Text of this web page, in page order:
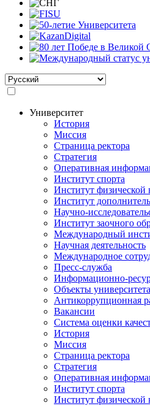
Select
your
Основная
навигация
Университет
История
Миссия
Страница ректора
Стратегия
Оперативная
Институт спорта
Институт физической
Институт
Научно-
Институт заочного
Международный
Научная деятельность
Международное
Пресс-служба
Информационно-
Объекты университета
Антикоррупционная
Вакансии
Система оценки
История
Миссия
Страница ректора
Стратегия
Оперативная
Институт спорта
Институт физической